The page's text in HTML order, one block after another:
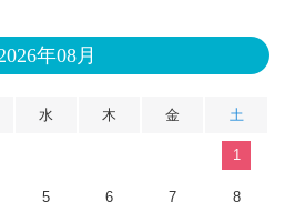
年08月
水 木 金 土
1
5 6 7 8